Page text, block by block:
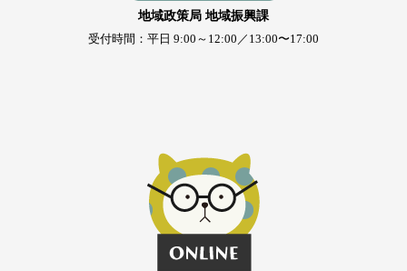
地域政策局 地域振興課
受付時間：平日 9:00～12:00／13:00〜17:00